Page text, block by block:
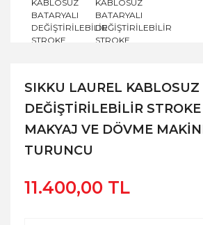
SIKKU LAUREL KABLOSUZ
DEĞİŞTİRİLEBİLİR
MAKYAJ VE DÖVME
TURUNCU
11.400,00 TL